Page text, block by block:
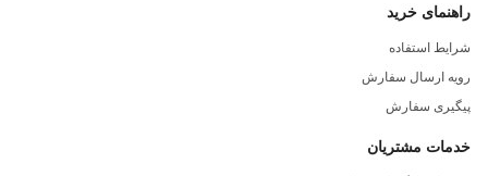
کمک به شفاف‌تر و روشن‌تر شدن پوست
راهنمای خرید
شرایط استفاده
رویه ارسال سفارش
پیگیری سفارش
خدمات مشتریان